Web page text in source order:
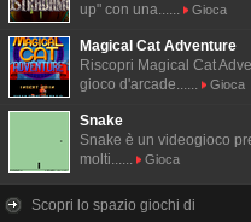
up" con una......
Gioca
Magical Cat Adventure
Riscopri Magical Cat
gioco d'arcade......
Gioca
Snake
Snake è un videogioco
molti......
Gioca
Scopri lo spazio giochi di